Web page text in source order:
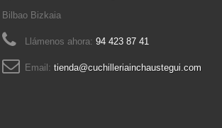
Bilbao Bizkaia
Llámenos ahora: 94 423 87 41
Email: tienda@cuchilleriainchaustegui.com